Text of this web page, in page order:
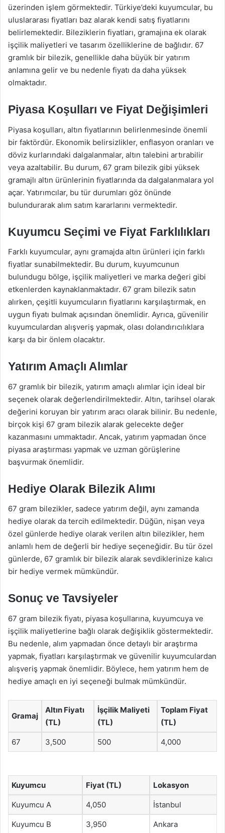
üzerinden işlem görmektedir. Türkiye’deki kuyumcular, bu
uluslararası fiyatları baz alarak kendi satış fiyatlarını
belirlemektedir. Bileziklerin fiyatları, gramajına ek olarak
işçilik maliyetleri ve tasarım özelliklerine de bağlıdır. 67
gramlık bir bilezik, genellikle daha büyük bir yatırım
anlamına gelir ve bu nedenle fiyatı da daha yüksek
olmaktadır.
Piyasa Koşulları ve Fiyat Değişimleri
Piyasa koşulları, altın fiyatlarının belirlenmesinde önemli
bir faktördür. Ekonomik belirsizlikler, enflasyon oranları ve
döviz kurlarındaki dalgalanmalar, altın talebini artırabilir
veya azaltabilir. Bu durum, 67 gram bilezik gibi yüksek
gramajlı altın ürünlerinin fiyatlarında da dalgalanmalara yol
açar. Yatırımcılar, bu tür durumları göz önünde
bulundurarak alım satım kararlarını vermektedir.
Kuyumcu Seçimi ve Fiyat Farklılıkları
Farklı kuyumcular, aynı gramajda altın ürünleri için farklı
fiyatlar sunabilmektedir. Bu durum, kuyumcunun
bulundugu bölge, işçilik maliyetleri ve marka değeri gibi
etkenlerden kaynaklanmaktadır. 67 gram bilezik satın
alırken, çeşitli kuyumcuların fiyatlarını karşılaştırmak, en
uygun fiyatı bulmak açısından önemlidir. Ayrıca, güvenilir
kuyumculardan alışveriş yapmak, olası dolandırıcılıklara
karşı da bir önlem olacaktır.
Yatırım Amaçlı Alımlar
67 gramlık bir bilezik, yatırım amaçlı alımlar için ideal bir
seçenek olarak değerlendirilmektedir. Altın, tarihsel olarak
değerini koruyan bir yatırım aracı olarak bilinir. Bu nedenle,
birçok kişi 67 gram bilezik alarak gelecekte değer
kazanmasını ummaktadır. Ancak, yatırım yapmadan önce
piyasa araştırması yapmak ve uzman görüşlerine
başvurmak önemlidir.
Hediye Olarak Bilezik Alımı
67 gram bilezikler, sadece yatırım değil, aynı zamanda
hediye olarak da tercih edilmektedir. Düğün, nişan veya
özel günlerde hediye olarak verilen altın bilezikler, hem
anlamlı hem de değerli bir hediye seçeneğidir. Bu tür özel
günlerde, 67 gramlık bir bilezik alarak sevdiklerinize kalıcı
bir hediye vermek mümkündür.
Sonuç ve Tavsiyeler
67 gram bilezik fiyatı, piyasa koşullarına, kuyumcuya ve
işçilik maliyetlerine bağlı olarak değişiklik göstermektedir.
Bu nedenle, alım yapmadan önce detaylı bir araştırma
yapmak, fiyatları karşılaştırmak ve güvenilir kuyumculardan
alışveriş yapmak önemlidir. Böylece, hem yatırım hem de
hediye amaçlı en iyi seçeneği bulmak mümkündür.
Gramaj
Altın Fiyatı
(TL)
İşçilik Maliyeti
(TL)
Toplam Fiyat
(TL)
67 3,500 500 4,000
Kuyumcu Fiyat (TL) Lokasyon
Kuyumcu A 4,050 İstanbul
Kuyumcu B 3,950 Ankara